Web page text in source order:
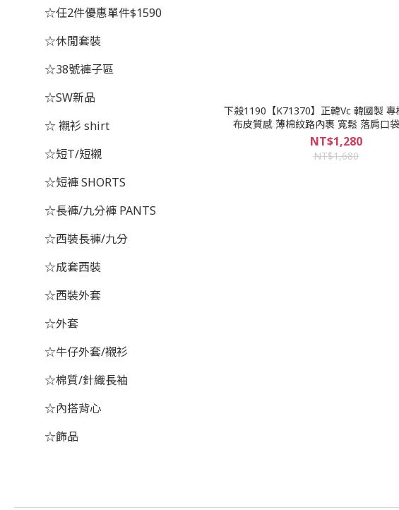
☆任2件優惠單件$1590
☆休閒套裝
☆38號褲子區
☆SW新品
☆ 襯衫 shirt
☆短T/短襯
☆短褲 SHORTS
☆長褲/九分褲 PANTS
☆西裝長褲/九分
☆成套西裝
☆西裝外套
☆外套
☆牛仔外套/襯衫
☆棉質/針織長袖
☆內搭背心
☆飾品
下殺1190【K71370】正韓Vc 韓國製
布皮質感 薄棉紋路內裹 寬鬆 落肩口
NT$1,280
NT$1,680